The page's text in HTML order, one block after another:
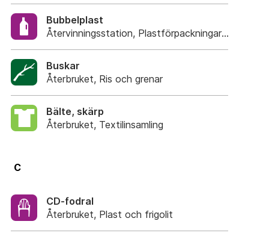
Bubbelplast
Återvinningsstation, Plastförpackningar. Eller
Buskar
Återbruket, Ris och grenar
Bälte, skärp
Återbruket, Textilinsamling
C
CD-fodral
Återbruket, Plast och frigolit